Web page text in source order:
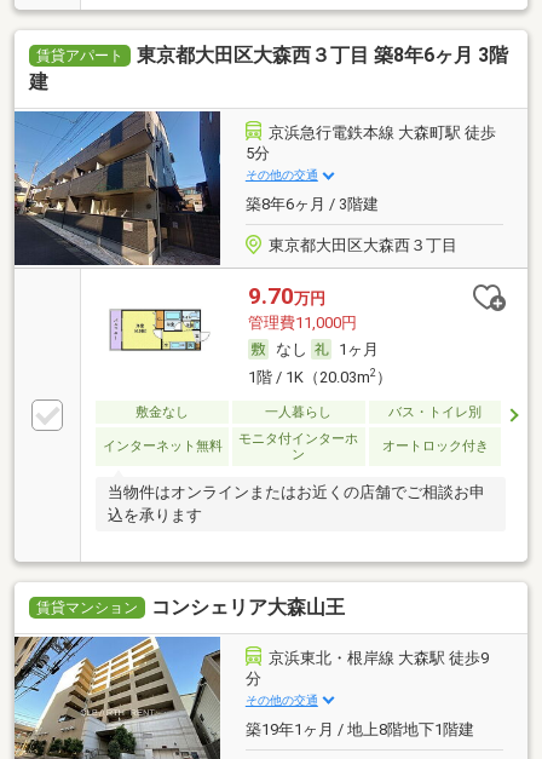
賃貸アパート
東京都大田区大森西３丁目 築8年6ヶ月 3階
建
京浜急行電鉄本線 大森町駅 徒歩
5分
その他の交通
築8年6ヶ月 / 3階建
東京都大田区大森西３丁目
9.70万円
管理費11,000円
なし
1ヶ月
1階 / 1K（20.03m2）
敷金なし 一人暮らし バス・トイレ別
インターネット無料
モニタ付インターホ
ン
オートロック付き
当物件はオンラインまたはお近くの店舗でご相談お申
込を承ります
賃貸マンション コンシェリア大森山王
京浜東北・根岸線 大森駅 徒歩9
分
その他の交通
築19年1ヶ月 / 地上8階地下1階建